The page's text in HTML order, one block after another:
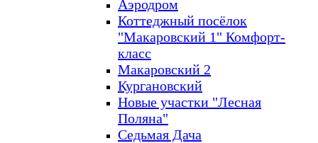
Аэродром
Коттеджный посёлок
"Макаровский 1" Комфорт-
класс
Макаровский 2
Кургановский
Новые участки "Лесная
Поляна"
Седьмая Дача